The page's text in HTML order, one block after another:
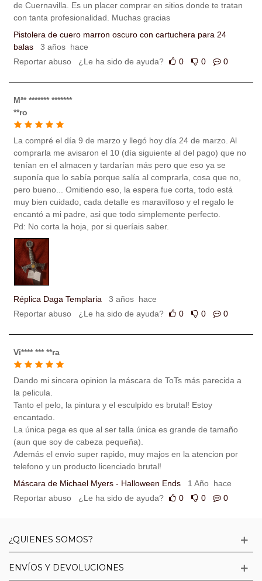
de Cuernavilla. Es un placer comprar en sitios donde te tratan
con tanta profesionalidad. Muchas gracias
Pistolera de cuero marron oscuro con cartuchera para 24
balas
3 años hace
Reportar abuso
¿Le ha sido de ayuda? 0 0 0
Mª* ******* *******
**ro
La compré el día 9 de marzo y llegó hoy día 24 de marzo. Al
comprarla me avisaron el 10 (día siguiente al del pago) que no
tenían en el almacen y tardarían más pero que eso ya se
suponía que lo sabía porque salía al comprarla, cosa que no,
pero bueno... Omitiendo eso, la espera fue corta, todo está
muy bien cuidado, cada detalle es maravilloso y el regalo le
encantó a mi padre, asi que todo simplemente perfecto.
Pd: No corta la hoja, por si queríais saber.
Réplica Daga Templaria
3 años hace
Reportar abuso
¿Le ha sido de ayuda? 0 0 0
Vi**** *** **ra
Dando mi sincera opinion la máscara de ToTs más parecida a
la pelicula.
Tanto el pelo, la pintura y el esculpido es brutal! Estoy
encantado.
La única pega es que al ser talla única es grande de tamaño
(aun que soy de cabeza pequeña).
Además el envio super rapido, muy majos en la atencion por
telefono y un producto licenciado brutal!
Máscara de Michael Myers - Halloween Ends
1 Año hace
Reportar abuso
¿Le ha sido de ayuda? 0 0 0
¿QUIENES SOMOS?
ENVÍOS Y DEVOLUCIONES